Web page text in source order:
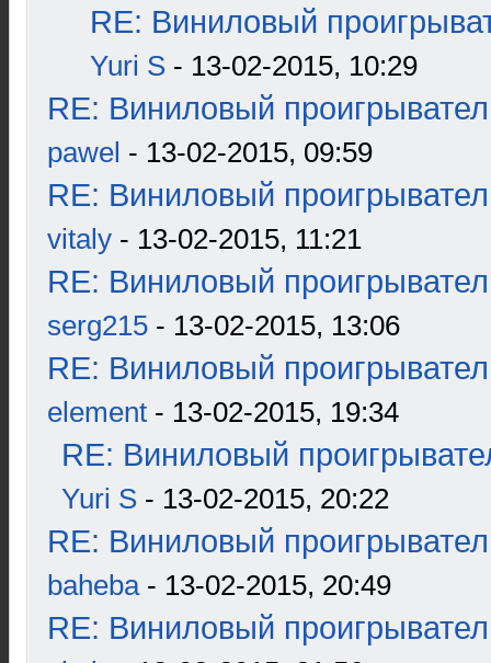
RE: Виниловый
Yuri S - 13-02-2015, 10:29
RE: Виниловый
pawel - 13-02-2015, 09:59
RE: Виниловый
vitaly - 13-02-2015, 11:21
RE: Виниловый
serg215 - 13-02-2015, 13:06
RE: Виниловый
element - 13-02-2015, 19:34
RE: Виниловый
Yuri S - 13-02-2015, 20:22
RE: Виниловый
baheba- 13-02-2015, 20:49
RE: Виниловый